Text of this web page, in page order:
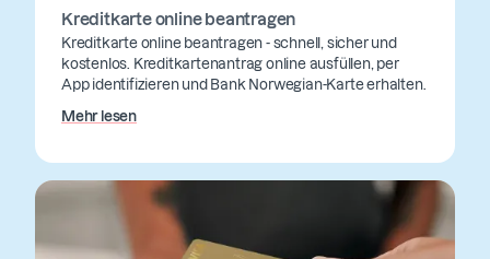
Kreditkarte online beantragen
Kreditkarte online beantragen - schnell, sicher und
kostenlos. Kreditkartenantrag online ausfüllen, per
App identifizieren und Bank Norwegian-Karte erhalten.
Mehr lesen